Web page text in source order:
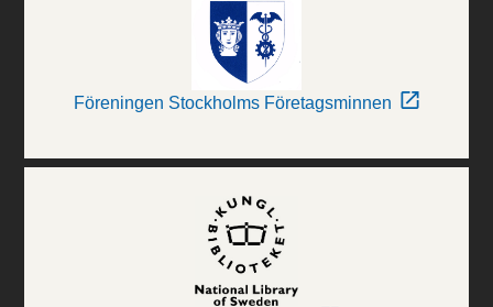
Föreningen Stockholms Företagsminnen